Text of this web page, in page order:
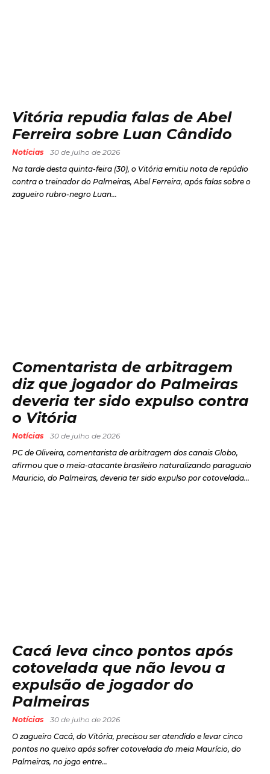
Vitória repudia falas de Abel
Ferreira sobre Luan Cândido
Notícias
30 de julho de 2026
Na tarde desta quinta-feira (30), o Vitória emitiu nota de repúdio
contra o treinador do Palmeiras, Abel Ferreira, após falas sobre o
zagueiro rubro-negro Luan...
Comentarista de arbitragem
diz que jogador do Palmeiras
deveria ter sido expulso contra
o Vitória
Notícias
30 de julho de 2026
PC de Oliveira, comentarista de arbitragem dos canais Globo,
afirmou que o meia-atacante brasileiro naturalizando paraguaio
Mauricio, do Palmeiras, deveria ter sido expulso por cotovelada...
Cacá leva cinco pontos após
cotovelada que não levou a
expulsão de jogador do
Palmeiras
Notícias
30 de julho de 2026
O zagueiro Cacá, do Vitória, precisou ser atendido e levar cinco
pontos no queixo após sofrer cotovelada do meia Maurício, do
Palmeiras, no jogo entre...